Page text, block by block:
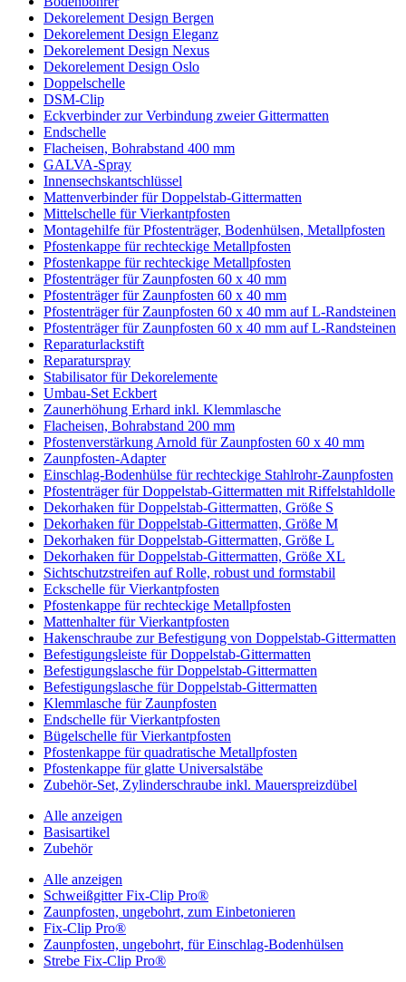
Dekorelement Design Bergen
Dekorelement Design Eleganz
Dekorelement Design Nexus
Dekorelement Design Oslo
Doppelschelle
DSM-Clip
Eckverbinder zur Verbindung zweier Gittermatten
Endschelle
Flacheisen, Bohrabstand 400 mm
GALVA-Spray
Innensechskantschlüssel
Mattenverbinder für Doppelstab-Gittermatten
Mittelschelle für Vierkantpfosten
Montagehilfe für Pfostenträger, Bodenhülsen, Metallpfosten
Pfostenkappe für rechteckige Metallpfosten
Pfostenkappe für rechteckige Metallpfosten
Pfostenträger für Zaunpfosten 60 x 40 mm
Pfostenträger für Zaunpfosten 60 x 40 mm
Pfostenträger für Zaunpfosten 60 x 40 mm auf L-Randsteinen
Pfostenträger für Zaunpfosten 60 x 40 mm auf L-Randsteinen
Reparaturlackstift
Reparaturspray
Stabilisator für Dekorelemente
Umbau-Set Eckbert
Zaunerhöhung Erhard inkl. Klemmlasche
Flacheisen, Bohrabstand 200 mm
Pfostenverstärkung Arnold für Zaunpfosten 60 x 40 mm
Zaunpfosten-Adapter
Einschlag-Bodenhülse für rechteckige Stahlrohr-Zaunpfosten
Pfostenträger für Doppelstab-Gittermatten mit Riffelstahldolle
Dekorhaken für Doppelstab-Gittermatten, Größe S
Dekorhaken für Doppelstab-Gittermatten, Größe M
Dekorhaken für Doppelstab-Gittermatten, Größe L
Dekorhaken für Doppelstab-Gittermatten, Größe XL
Sichtschutzstreifen auf Rolle, robust und formstabil
Eckschelle für Vierkantpfosten
Pfostenkappe für rechteckige Metallpfosten
Mattenhalter für Vierkantpfosten
Hakenschraube zur Befestigung von Doppelstab-Gittermatten
Befestigungsleiste für Doppelstab-Gittermatten
Befestigungslasche für Doppelstab-Gittermatten
Befestigungslasche für Doppelstab-Gittermatten
Klemmlasche für Zaunpfosten
Endschelle für Vierkantpfosten
Bügelschelle für Vierkantpfosten
Pfostenkappe für quadratische Metallpfosten
Pfostenkappe für glatte Universalstäbe
Zubehör-Set, Zylinderschraube inkl. Mauerspreizdübel
Alle anzeigen
Basisartikel
Zubehör
Alle anzeigen
Schweißgitter Fix-Clip Pro®
Zaunpfosten, ungebohrt, zum Einbetonieren
Fix-Clip Pro®
Zaunpfosten, ungebohrt, für Einschlag-Bodenhülsen
Strebe Fix-Clip Pro®